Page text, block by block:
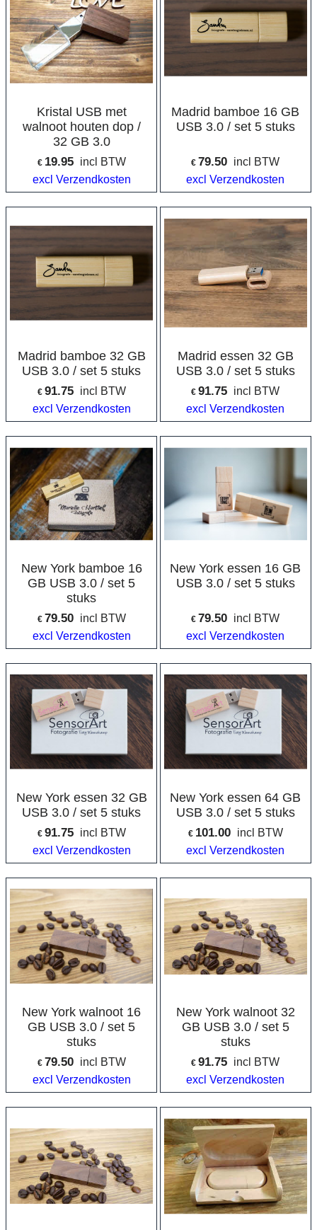
Kristal USB met
walnoot houten dop /
32 GB 3.0
€ 19.95
incl BTW
excl Verzendkosten
Madrid bamboe 16 GB
USB 3.0 / set 5 stuks
€ 79.50 incl BTW
excl Verzendkosten
Madrid bamboe 32 GB
USB 3.0 / set 5 stuks
€ 91.75
incl BTW
excl Verzendkosten
Madrid essen 32 GB
USB 3.0 / set 5 stuks
€ 91.75 incl BTW
excl Verzendkosten
New York bamboe 16
GB USB 3.0 / set 5
stuks
€ 79.50
incl BTW
excl Verzendkosten
New York essen 16 GB
USB 3.0 / set 5 stuks
€ 79.50 incl BTW
excl Verzendkosten
New York essen 32 GB
USB 3.0 / set 5 stuks
€ 91.75
incl BTW
excl Verzendkosten
New York essen 64 GB
USB 3.0 / set 5 stuks
€ 101.00 incl BTW
excl Verzendkosten
New York walnoot 16
GB USB 3.0 / set 5
stuks
€ 79.50
incl BTW
excl Verzendkosten
New York walnoot 32
GB USB 3.0 / set 5
stuks
€ 91.75 incl BTW
excl Verzendkosten